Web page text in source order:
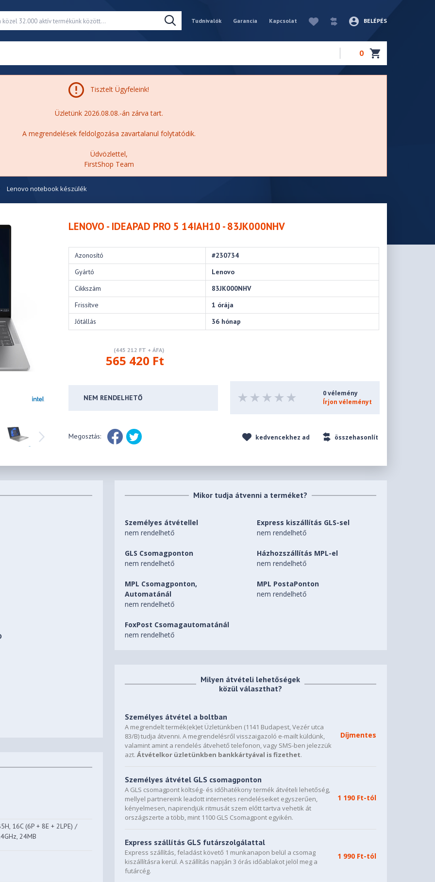
Tudnivalók Garancia Kapcsolat BELÉPÉS
0
Tisztelt Ügyfeleink!
Üzletünk 2026.08.08.-án zárva tart.
A megrendelések feldolgozása zavartalanul folytatódik.
Üdvözlettel,
FirstShop Team
Lenovo notebook készülék
LENOVO - IDEAPAD PRO 5 14IAH10 - 83JK000NHV
Azonosító
#230734
Gyártó
Lenovo
Cikkszám
83JK000NHV
Frissítve
1 órája
Jótállás
36 hónap
(445 212 FT + ÁFA)
565 420 Ft
NEM RENDELHETŐ
0 vélemény
Írjon véleményt
Megosztás: kedvencekhez ad összehasonlít
16C (6P + 8E + 2LPE) /
24MB
Mikor tudja átvenni a terméket?
Személyes átvétellel
nem rendelhető
Express kiszállítás GLS-sel
nem rendelhető
GLS Csomagponton
nem rendelhető
Házhozszállítás MPL-el
nem rendelhető
MPL Csomagponton,
Automatánál
nem rendelhető
MPL PostaPonton
nem rendelhető
FoxPost Csomagautomatánál
nem rendelhető
Milyen átvételi lehetőségek
közül választhat?
Személyes átvétel a boltban
A megrendelt termék(ek)et Üzletünkben (1141 Budapest, Vezér utca
83/B) tudja átvenni. A megrendelésről visszaigazoló e-mailt küldünk,
valamint amint a rendelés átvehető telefonon, vagy SMS-ben jelezzük
azt.Átvételkor üzletünkben bankkártyával is fizethet.
Díjmentes
Személyes átvétel GLS csomagponton
A GLS csomagpont költség- és időhatékony termék átvételi lehetőség,
mellyel partnereink leadott internetes rendeléseiket egyszerűen,
kényelmesen, napirendjük ritmusát szem előtt tartva vehetik át
országszerte a több, mint 1100 GLS Csomagpont egyikén.
1 190 Ft-tól
Express szállítás GLS futárszolgálattal
Express szállítás, feladást követő 1 munkanapon belül a csomag
kiszállításra kerül. A szállítás napján 3 órás időablakot jelöl meg a
futárcég.
1 990 Ft-tól